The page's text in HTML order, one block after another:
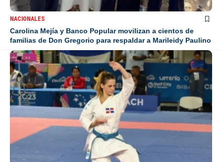
NACIONALES
Carolina Mejía y Banco Popular movilizan a cientos de
familias de Don Gregorio para respaldar a Marileidy Paulino